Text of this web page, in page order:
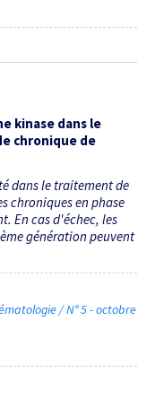
kinase dans le
chronique de
dans le traitement de
chroniques en phase
En cas d'échec, les
génération peuvent
/ N° 5 - octobre